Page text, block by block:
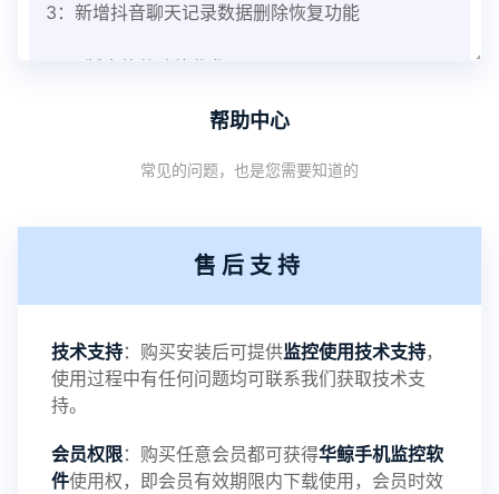
3：新增抖音聊天记录数据删除恢复功能
1：优化监控终端从当前监控界面切换其他被控端手
机设备响应慢问题
4：优化离线云储存服务器相册照片文件夹路径问题
5：优化关闭监控后离线设置云储存对方微信聊天记
录文件改为自定义文件名称
帮助中心
常见的问题，也是您需要知道的
售后支持
技术支持：购买安装后可提供监控使用技术支持，
使用过程中有任何问题均可联系我们获取技术支
持。
会员权限：购买任意会员都可获得华鲸手机监控软
件使用权，即会员有效期限内下载使用，会员时效